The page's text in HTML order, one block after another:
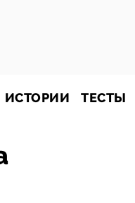
ИСТОРИИ ТЕСТЫ